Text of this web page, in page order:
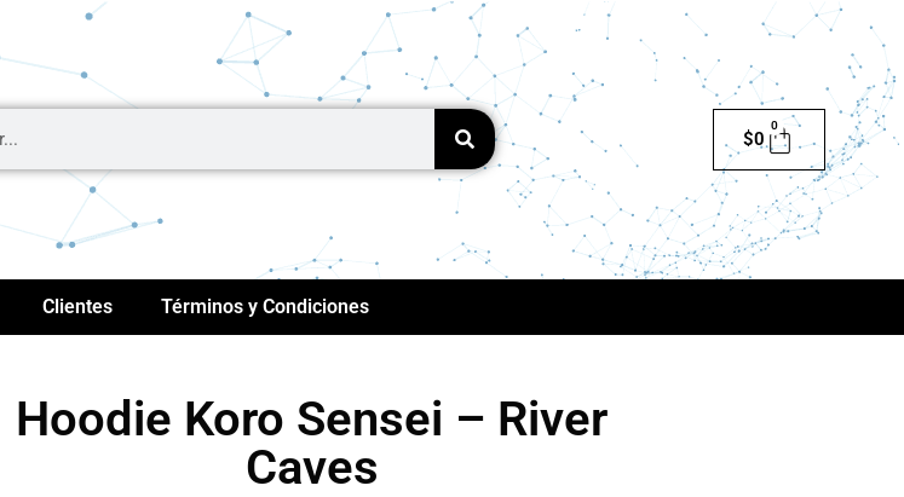
$0
0
Clientes Términos y Condiciones
Hoodie Koro Sensei – River
Caves